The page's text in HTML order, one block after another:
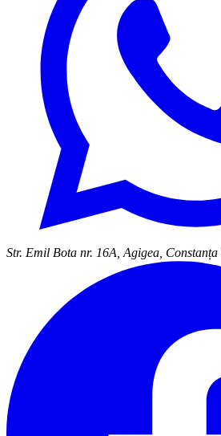
Str. Emil Bota nr. 16A, Agigea, Constanța